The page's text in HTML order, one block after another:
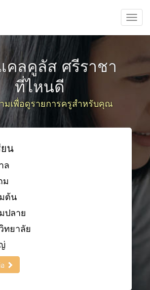
คลคูลัส ศรีราชา
ที่ไหนดี
มเพื่อดูรายการครูสำหรับคุณ
น
ล
ม
ต้น
ปลาย
ทยาลัย